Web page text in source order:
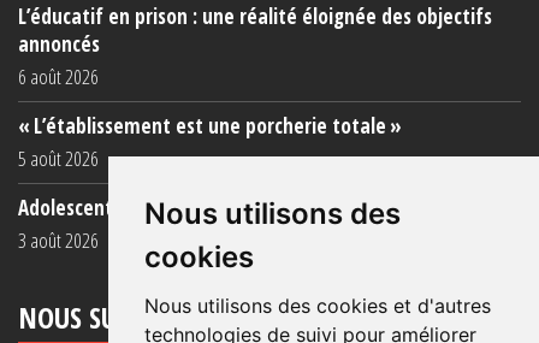
Nous utilisons des
cookies
Nous utilisons des cookies et d'autres
technologies de suivi pour améliorer
L’éducatif en prison : une réalité éloignée des objectifs
annoncés
6 août 2026
« L’établissement est une porcherie totale »
5 août 2026
Adolescent·es incarcéré·es : une faillite collective
3 août 2026
NOUS SUIVRE